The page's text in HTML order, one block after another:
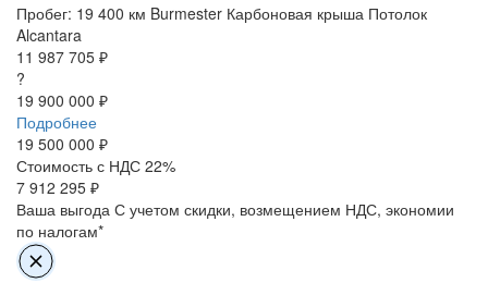
Пробег: 19 400 км Burmester Карбоновая крыша Потолок
Alcantara
11 987 705 ₽
?
19 900 000 ₽
Подробнее
19 500 000 ₽
Стоимость с НДС 22%
7 912 295 ₽
Ваша выгода С учетом скидки, возмещением НДС, экономии
по налогам*